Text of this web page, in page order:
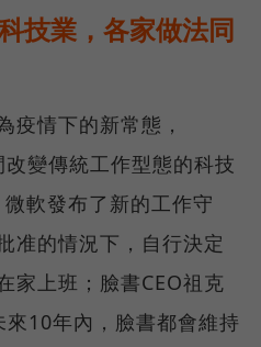
技業，各家做法同
疫情下的新常態，
變傳統工作型態的科技
軟發布了新的工作守
准的情況下，自行決定
家上班；臉書CEO祖克
10年內，臉書都會維持